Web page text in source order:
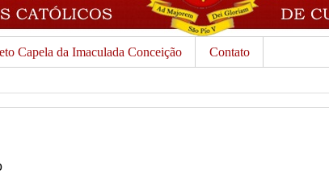
Capela da Imaculada Conceição Contato